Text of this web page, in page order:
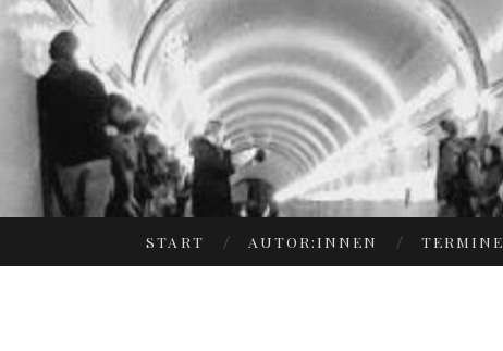
START AUTOR:INNEN TERMINE